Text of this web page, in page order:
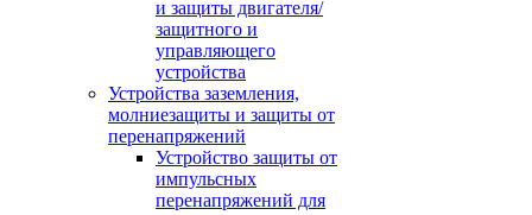
и защиты двигателя/
защитного и
управляющего
устройства
Устройства заземления,
молниезащиты и защиты от
перенапряжений
Устройство защиты от
импульсных
перенапряжений для